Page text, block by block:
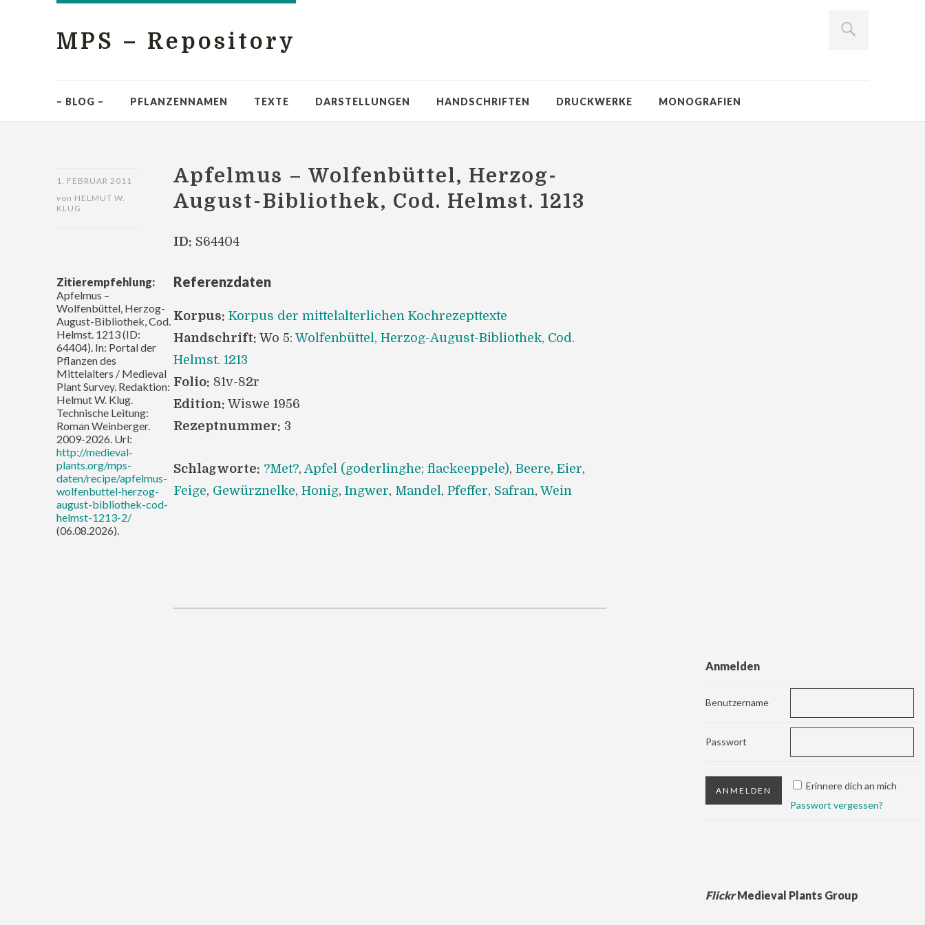
MPS – Repository
– BLOG – PFLANZENNAMEN TEXTE DARSTELLUNGEN HANDSCHRIFTEN DRUCKWERKE MONOGRAFIEN
1. FEBRUAR 2011
von HELMUT W.
KLUG
Apfelmus – Wolfenbüttel, Herzog-
August-Bibliothek, Cod. Helmst. 1213
ID: S64404
Referenzdaten
Korpus: Korpus der mittelalterlichen Kochrezepttexte
Handschrift: Wo 5:Wolfenbüttel, Herzog-August-Bibliothek, Cod.
Helmst. 1213
Folio: 81v-82r
Edition: Wiswe 1956
Rezeptnummer: 3
Schlagworte: ?Met?,Apfel (goderlinghe; flackeeppele),Beere,Eier,
Feige, Gewürznelke,Honig,Ingwer, Mandel,Pfeffer, Safran,Wein
Zitierempfehlung:
Apfelmus –
Wolfenbüttel, Herzog-
August-Bibliothek, Cod.
Helmst. 1213 (ID:
64404). In: Portal der
Pflanzen des
Mittelalters / Medieval
Plant Survey. Redaktion:
Helmut W. Klug.
Technische Leitung:
Roman Weinberger.
2009-2026. Url:
http://medieval-
plants.org/mps-
daten/recipe/apfelmus-
wolfenbuttel-herzog-
august-bibliothek-cod-
helmst-1213-2/
(06.08.2026).
Anmelden
Benutzername
Passwort
Erinnere dich an mich
Passwort vergessen?
FlickrMedieval Plants Group